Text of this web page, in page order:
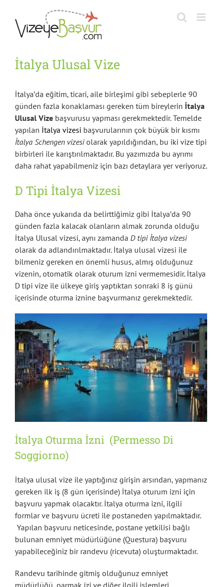
content
İtalya Ulusal Vize
İtalya’da eğitim, ticari, aile birleşimi gibi sebeplerle 90
günden fazla konaklaması gereken tüm bireylerin İtalya
Ulusal Vize başvurusu yapması gerekmektedir. Temelde
yapılan İtalya vizesi başvurularının çok büyük bir kısmı
İtalya Schengen vizesiolarak yapıldığından, bu iki vize tipi
birbirleri ile karıştırılmaktadır. Bu yazımızda bu ayrımı
daha rahat yapabilmeniz için bazı detaylara yer veriyoruz.
D Tipi İtalya Vizesi
Daha önce yukarıda da belirttiğimiz gibi İtalya’da 90
günden fazla kalacak olanların almak zorunda olduğu
İtalya Ulusal vizesi, aynı zamanda D tipi İtalya vizesi
olarak da adlandırılmaktadır. İtalya ulusal vizesi ile
bilmeniz gereken en önemli husus, almış olduğunuz
vizenin, otomatik olarak oturum izni vermemesidir. İtalya
D tipi vize ile ülkeye giriş yaptıktan sonraki 8 iş günü
içerisinde oturma iznine başvurmanız gerekmektedir.
İtalya Oturma İzni (Permesso Di
Soggiorno)
İtalya ulusal vize ile yaptığınız girişin arsından, yapmanız
gereken ilk iş (8 gün içerisinde) İtalya oturum izni için
başvuru yapmak olacaktır. İtalya oturma izni, ilgili
formlar ve başvuru ücreti ile postaneden yapılmaktadır.
Yapılan başvuru neticesinde, postane yetkilisi bağlı
bulunan emniyet müdürlüğüne (Questura) başvuru
yapabileceğiniz bir randevu (ricevuta) oluşturmaktadır.
Randevu tarihinde gitmiş olduğunuz emniyet